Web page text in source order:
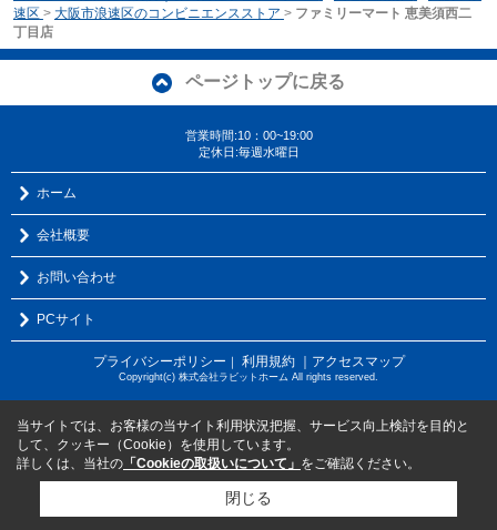
速区 > 大阪市浪速区のコンビニエンスストア > ファミリーマート 恵美須西二
丁目店
ページトップに戻る
営業時間:10：00~19:00
定休日:毎週水曜日
ホーム
会社概要
お問い合わせ
PCサイト
プライバシーポリシー ｜ 利用規約 ｜アクセスマップ
Copyright(c) 株式会社ラビットホーム All rights reserved.
当サイトでは、お客様の当サイト利用状況把握、サービス向上検討を目的と
して、クッキー（Cookie）を使用しています。
詳しくは、当社の 「Cookieの取扱いについて」 をご確認ください。
閉じる